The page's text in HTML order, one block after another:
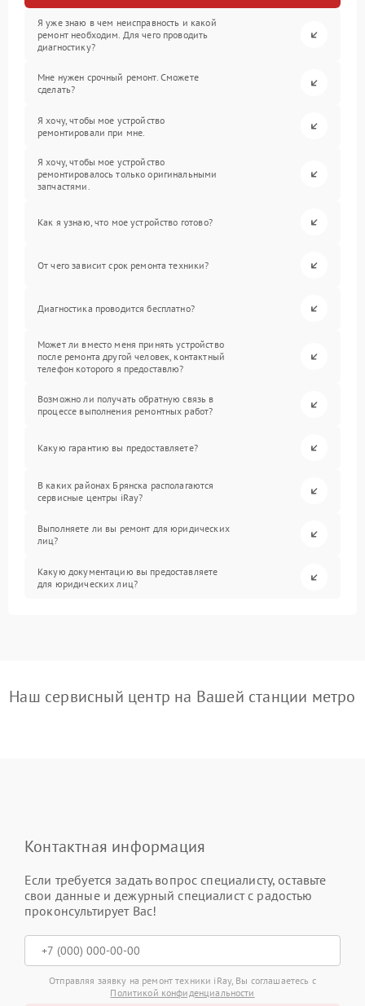
Я уже знаю в чем неисправность и какой
ремонт необходим. Для чего проводить
диагностику?
Мне нужен срочный ремонт. Сможете
сделать?
Я хочу, чтобы мое устройство
ремонтировали при мне.
Я хочу, чтобы мое устройство
ремонтировалось только оригинальными
запчастями.
Как я узнаю, что мое устройство готово?
От чего зависит срок ремонта техники?
Диагностика проводится бесплатно?
Может ли вместо меня принять устройство
после ремонта другой человек, контактный
телефон которого я предоставлю?
Возможно ли получать обратную связь в
процессе выполнения ремонтных работ?
Какую гарантию вы предоставляете?
В каких районах Брянска располагаются
сервисные центры iRay?
Выполняете ли вы ремонт для юридических
лиц?
Какую документацию вы предоставляете
для юридических лиц?
Наш сервисный центр на Вашей станции метро
Контактная информация
Если требуется задать вопрос специалисту, оставьте
свои данные и дежурный специалист с радостью
проконсультирует Вас!
Отправляя заявку на ремонт техники iRay, Вы соглашаетесь с
Политикой конфиденциальности